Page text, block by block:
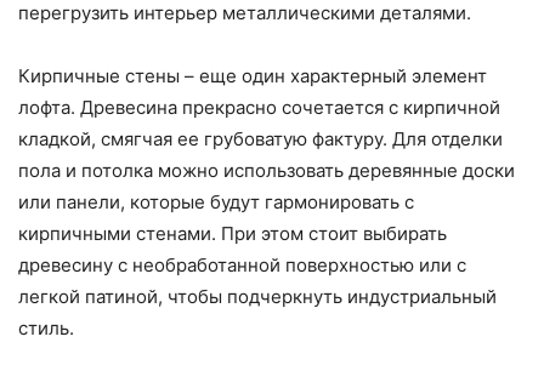
перегрузить интерьер металлическими деталями.
Кирпичные стены – еще один характерный элемент
лофта. Древесина прекрасно сочетается с кирпичной
кладкой, смягчая ее грубоватую фактуру. Для отделки
пола и потолка можно использовать деревянные доски
или панели, которые будут гармонировать с
кирпичными стенами. При этом стоит выбирать
древесину с необработанной поверхностью или с
легкой патиной, чтобы подчеркнуть индустриальный
стиль.